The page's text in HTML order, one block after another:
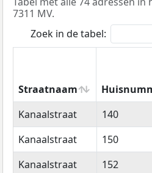
7311 MV.
Zoek in de tabel:
Straatnaam
Straatnaam
Kanaalstraat 140
Kanaalstraat
150
Kanaalstraat
152